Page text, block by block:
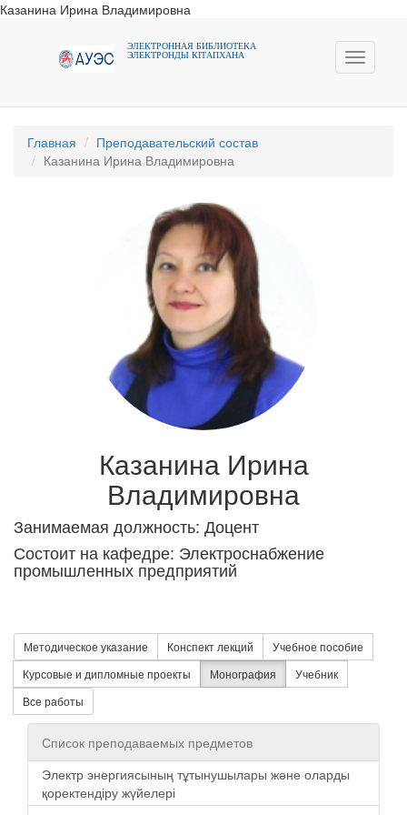
Казанина Ирина Владимировна
Toggle
ЭЛЕКТРОННАЯ БИБЛИОТЕКА
ЭЛЕКТРОНДЫ КIТАПХАНА
Главная
Преподавательский состав
Казанина Ирина Владимировна
Казанина Ирина
Владимировна
Занимаемая должность: Доцент
Состоит на кафедре: Электроснабжение
промышленных предприятий
Методическое указание Конспект лекций
Учебное пособие
Курсовые и дипломные проекты
Монография
Учебник
Все работы
Список преподаваемых предметов
Электр энергиясының тұтынушылары және оларды
қоректендіру жүйелері